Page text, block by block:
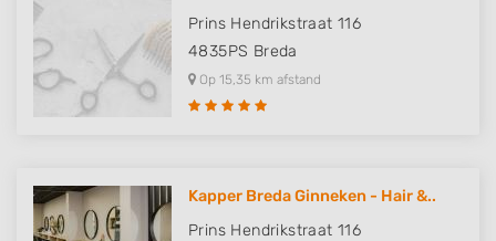
Prins Hendrikstraat 116
4835PS Breda
Op 15,35 km afstand
Kapper Breda Ginneken - Hair &..
Prins Hendrikstraat 116